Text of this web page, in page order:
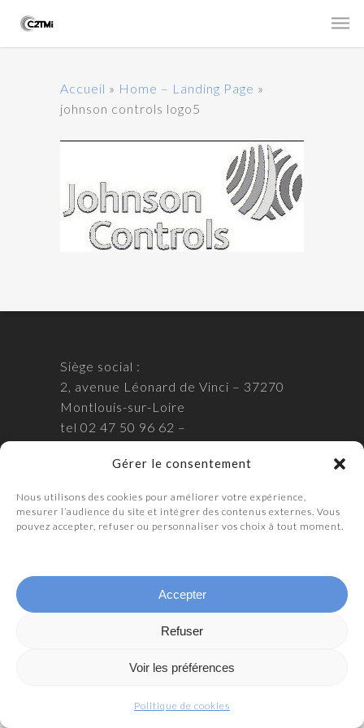
Gérer le consentement
Nous utilisons des cookies pour améliorer votre expérience,
mesurer l’audience du site et intégrer des contenus externes. Vous
pouvez accepter, refuser ou personnaliser vos choix à tout moment.
Accepter
Refuser
Voir les préférences
Politique de cookies
Accueil » Home – Landing Page »
johnson controls logo5
Siège social :
2, avenue Léonard de Vinci – 37270
Montlouis-sur-Loire
tel 02 47 50 96 62 –
507 565 240 00011 – TVA FR 14
Mentions légales